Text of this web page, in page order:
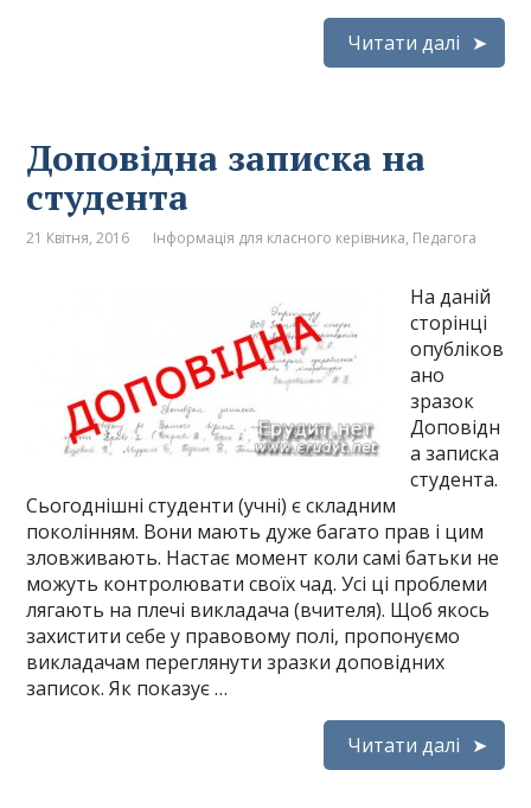
Читати далі
Доповідна записка на
студента
21 Квітня, 2016 Інформація для класного керівника, Педагога
На даній
сторінці
опубліков
ано
зразок
Доповідн
а записка
студента.
Сьогоднішні студенти (учні) є складним
поколінням. Вони мають дуже багато прав і цим
зловживають. Настає момент коли самі батьки не
можуть контролювати своїх чад. Усі ці проблеми
лягають на плечі викладача (вчителя). Щоб якось
захистити себе у правовому полі, пропонуємо
викладачам переглянути зразки доповідних
записок. Як показує …
Читати далі